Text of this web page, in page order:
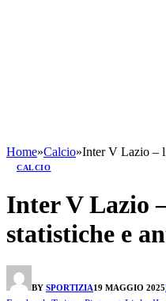
Home»Calcio»Inter V Lazio –
CALCIO
Inter V Lazio
statistiche e
BY SPORTIZIA19 MAGGIO 2025